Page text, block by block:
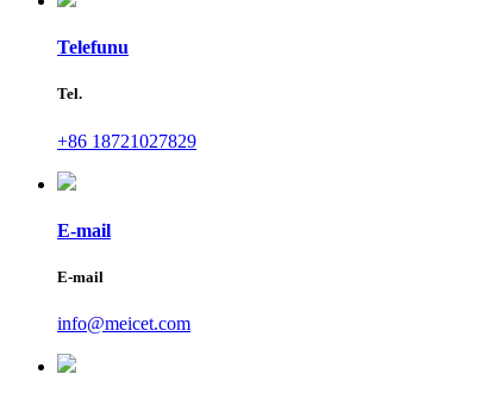
Telefunu
Tel.
+86 18721027829
E-mail
E-mail
info@meicet.com